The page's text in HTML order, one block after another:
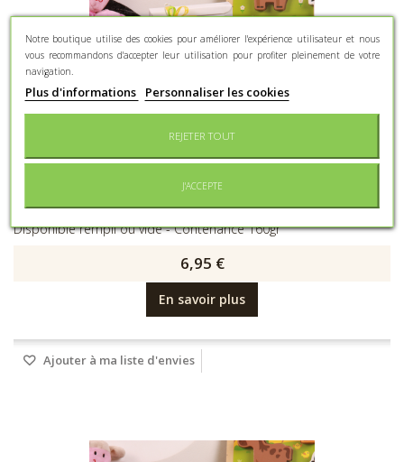
Boite Nina GM meuh
Disponible rempli ou vide - Contenance 160gr
6,95 €
En savoir plus
Ajouter à ma liste d'envies
Notre boutique utilise des cookies pour améliorer l'expérience utilisateur et nous
vous recommandons d'accepter leur utilisation pour profiter pleinement de votre
navigation.
Plus d'informations Personnaliser les cookies
REJETER TOUT
J'ACCEPTE